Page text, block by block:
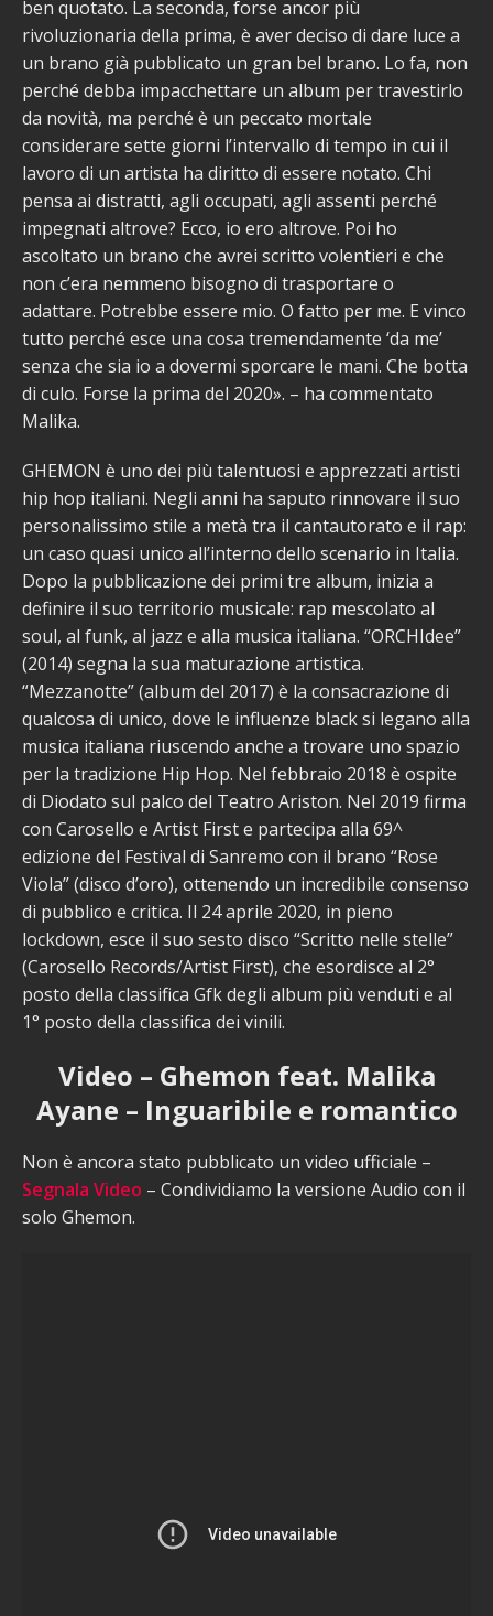
ben quotato. La seconda, forse ancor più
rivoluzionaria della prima, è aver deciso di dare luce a
un brano già pubblicato un gran bel brano. Lo fa, non
perché debba impacchettare un album per travestirlo
da novità, ma perché è un peccato mortale
considerare sette giorni l’intervallo di tempo in cui il
lavoro di un artista ha diritto di essere notato. Chi
pensa ai distratti, agli occupati, agli assenti perché
impegnati altrove? Ecco, io ero altrove. Poi ho
ascoltato un brano che avrei scritto volentieri e che
non c’era nemmeno bisogno di trasportare o
adattare. Potrebbe essere mio. O fatto per me. E vinco
tutto perché esce una cosa tremendamente ‘da me’
senza che sia io a dovermi sporcare le mani. Che botta
di culo. Forse la prima del 2020». – ha commentato
Malika.
GHEMON è uno dei più talentuosi e apprezzati artisti
hip hop italiani. Negli anni ha saputo rinnovare il suo
personalissimo stile a metà tra il cantautorato e il rap:
un caso quasi unico all’interno dello scenario in Italia.
Dopo la pubblicazione dei primi tre album, inizia a
definire il suo territorio musicale: rap mescolato al
soul, al funk, al jazz e alla musica italiana. “ORCHIdee”
(2014) segna la sua maturazione artistica.
“Mezzanotte” (album del 2017) è la consacrazione di
qualcosa di unico, dove le influenze black si legano alla
musica italiana riuscendo anche a trovare uno spazio
per la tradizione Hip Hop. Nel febbraio 2018 è ospite
di Diodato sul palco del Teatro Ariston. Nel 2019 firma
con Carosello e Artist First e partecipa alla 69^
edizione del Festival di Sanremo con il brano “Rose
Viola” (disco d’oro), ottenendo un incredibile consenso
di pubblico e critica. Il 24 aprile 2020, in pieno
lockdown, esce il suo sesto disco “Scritto nelle stelle”
(Carosello Records/Artist First), che esordisce al 2°
posto della classifica Gfk degli album più venduti e al
1° posto della classifica dei vinili.
Video – Ghemon feat. Malika
Ayane – Inguaribile e romantico
Non è ancora stato pubblicato un video ufficiale –
Segnala Video – Condividiamo la versione Audio con il
solo Ghemon.